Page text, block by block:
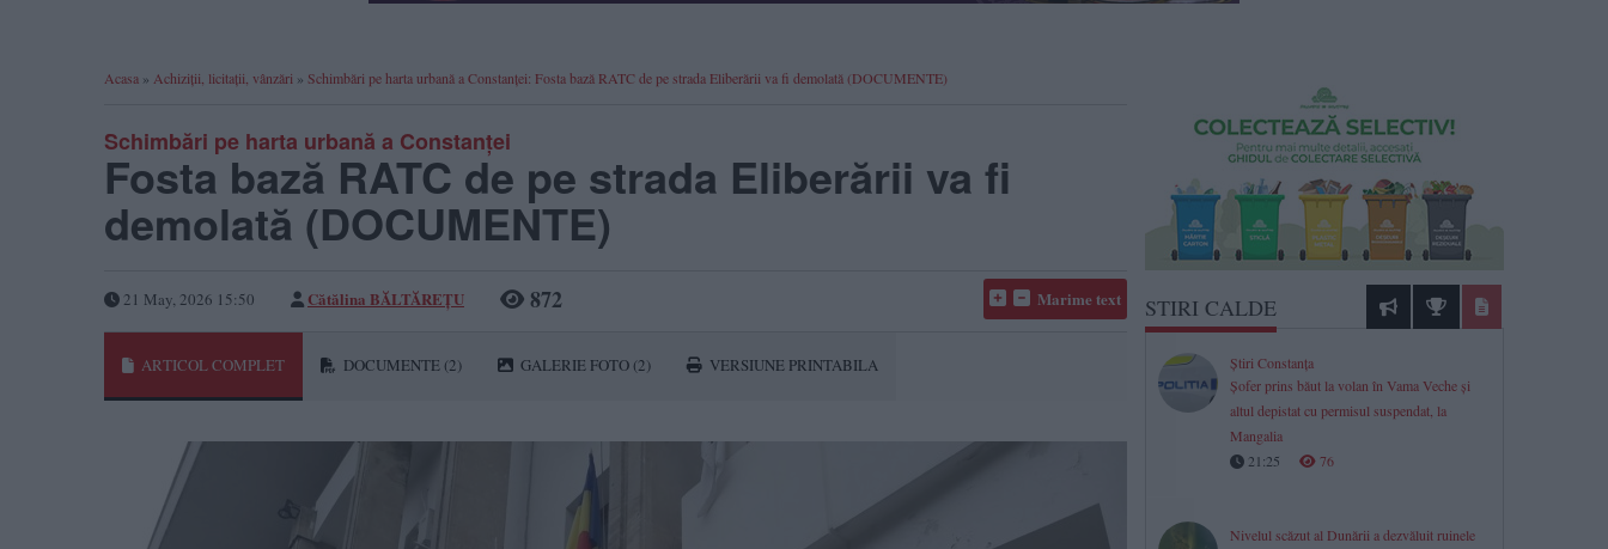
Acasa » Achiziții, licitații, vânzări » Schimbări pe harta urbană a Constanței: Fosta bază RATC de pe strada Eliberării va fi demolată (DOCUMENTE)
Schimbări pe harta urbană a Constanței
Fosta bază RATC de pe strada Eliberării va fi
demolată (DOCUMENTE)
21 May, 2026 15:50 Cătălina BĂLTĂREȚU 872 Marime text
ARTICOL COMPLET DOCUMENTE (2) GALERIE FOTO (2) VERSIUNE PRINTABILA
STIRI CALDE
Știri Constanța
Șofer prins băut la volan în Vama Veche și
altul depistat cu permisul suspendat, la
Mangalia
21:25
76
Nivelul scăzut al Dunării a dezvăluit ruinele